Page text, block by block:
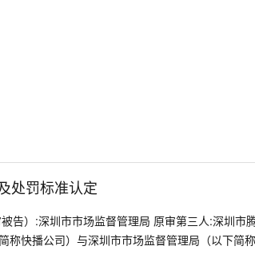
处罚标准认定
告）:深圳市市场监督管理局 原审第三人:深圳市
称快播公司）与深圳市市场监督管理局（以下简称